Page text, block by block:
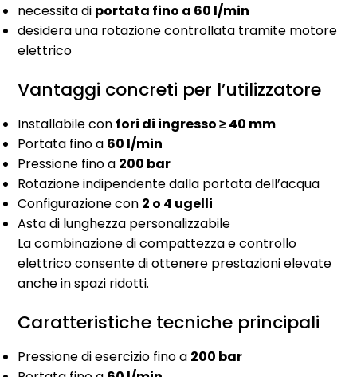
necessita di portata fino a 60 l/min
desidera una rotazione controllata tramite motore
elettrico
Vantaggi concreti per l’utilizzatore
Installabile con fori di ingresso ≥ 40 mm
Portata fino a 60 l/min
Pressione fino a 200 bar
Rotazione indipendente dalla portata dell’acqua
Configurazione con 2 o 4 ugelli
Asta di lunghezza personalizzabile
La combinazione di compattezza e controllo
elettrico consente di ottenere prestazioni elevate
anche in spazi ridotti.
Caratteristiche tecniche principali
Pressione di esercizio fino a 200 bar